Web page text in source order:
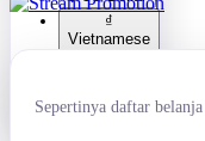
₫
Vietnamese
р. Рубль
Sepertinya daftar